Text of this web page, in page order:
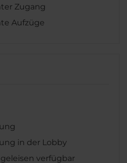
Zugang
Aufzüge
in der Lobby
verfügbar